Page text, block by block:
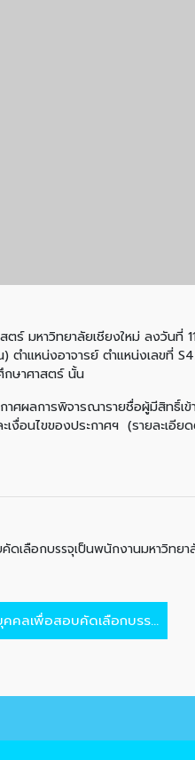
ยาลัยเชียงใหม่ ลงวันที่ 11 พ
ตำแหน่งอาจารย์ ตำแหน่งเลขที่
กษาศาสตร์ นั้น
จารณารายชื่อผู้มีสิทธิ์เข้ารับก
อนไขของประกาศฯ (รายละเอีย
คัดเลือกบรรจุเป็นพนักงานมหาวิ
คคลเพื่อสอบคัดเลือกบรร...